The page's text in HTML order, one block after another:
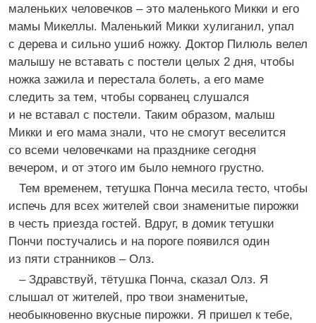
маленьких человечков – это маленького Микки и его
мамы Микеллы. Маленький Микки хулиганил, упал
с дерева и сильно ушиб ножку. Доктор Пилюль велел
малышу не вставать с постели целых 2 дня, чтобы
ножка зажила и перестала болеть, а его маме
следить за тем, чтобы сорванец слушался
и не вставал с постели. Таким образом, малыш
Микки и его мама знали, что не смогут веселится
со всеми человечками на празднике сегодня
вечером, и от этого им было немного грустно.
Тем временем, тетушка Понча месила тесто, чтобы
испечь для всех жителей свои знаменитые пирожки
в честь приезда гостей. Вдруг, в домик тетушки
Пончи постучались и на пороге появился один
из пяти странников – Олз.
– Здравствуй, тётушка Понча, сказал Олз. Я
слышал от жителей, про твои знаменитые,
необыкновенно вкусные пирожки. Я пришел к тебе,